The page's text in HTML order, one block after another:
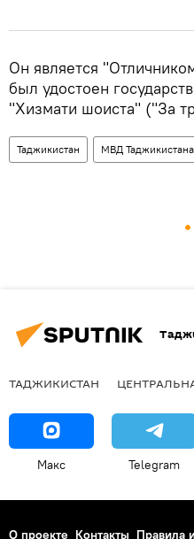
Он является
был удостоен
"Хизмати шоиста" ("За
Таджикистан МВД Таджикистана
ТАДЖИКИСТАН
Макс Telegram
О проекте Контакты Правила